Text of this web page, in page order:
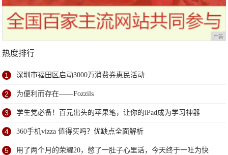
广告
热度排行
1 深圳市福田区启动3000万消费券惠民活动
2 为便利而存在——Fozzils
3 学生党必备！百元出头的苹果笔，让你的iPad成为学习神器
4 360手机vizza 值得买吗？优缺点全面解析
5 用了两个月的荣耀20，憋了一肚子心里话，今天终于一吐为快